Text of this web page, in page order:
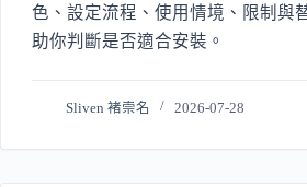
色、設定流程、使用情境、限制與
助你判斷是否適合安裝。
Sliven 褚崇名 2026-07-28